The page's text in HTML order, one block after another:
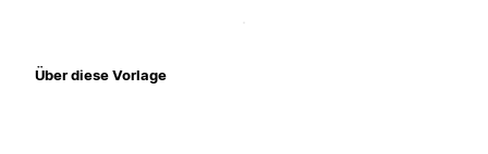
Über diese Vorlage